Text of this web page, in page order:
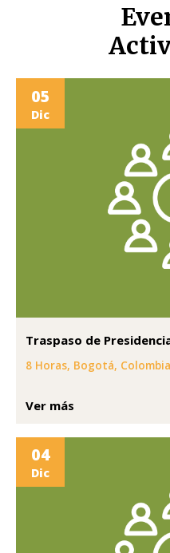
05
Dic
Traspaso de
8 Horas, Bogotá, Colombia
Ver más
04
Dic